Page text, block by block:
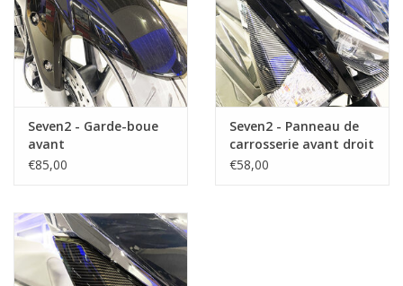
Seven2 - Garde-boue
avant
€85,00
Seven2 - Panneau de
carrosserie avant droit
€58,00